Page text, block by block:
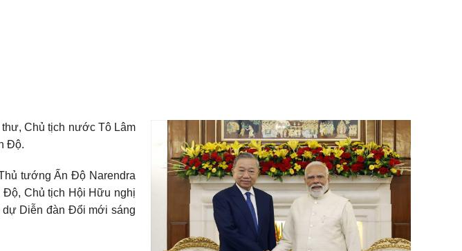
Chủ tịch nước Tô Lâm
Độ.
tướng Ấn Độ Narendra
Độ, Chủ tịch Hội Hữu nghị
dự Diễn đàn Đổi mới sáng